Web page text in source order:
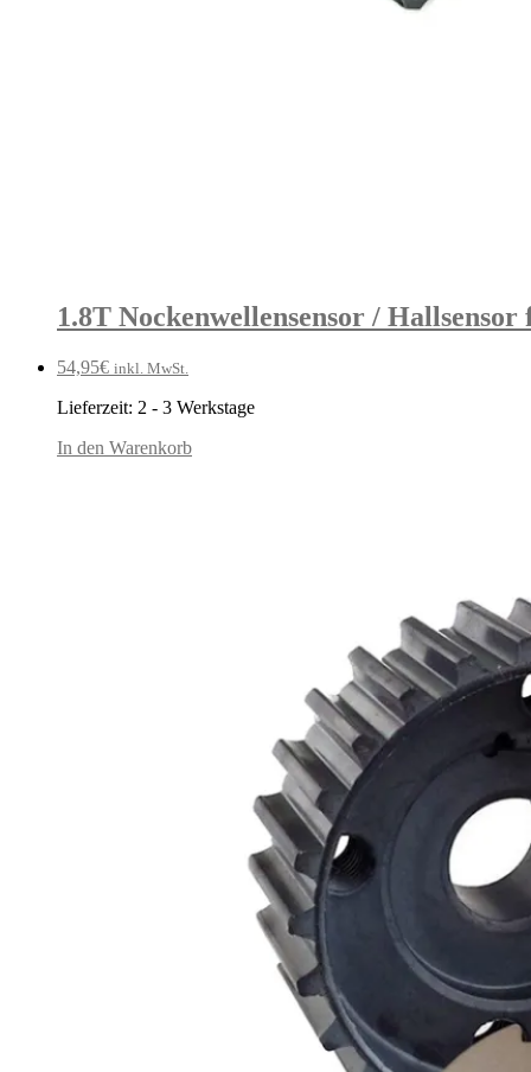
1.8T Nockenwellensensor /
54,95€ inkl. MwSt.
Lieferzeit: 2 - 3 Werkstage
In den Warenkorb